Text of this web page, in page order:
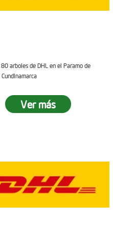
arboles de DHL en el Paramo de
Ver más